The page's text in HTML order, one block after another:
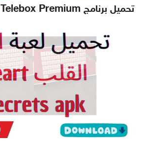
تحميل برنامج Telebox Premium مهكر 2027